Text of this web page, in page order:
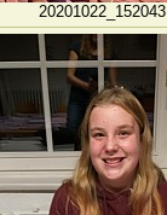
20201022_152043